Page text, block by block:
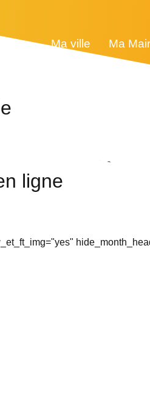
Ma ville Ma
Photos
ligne